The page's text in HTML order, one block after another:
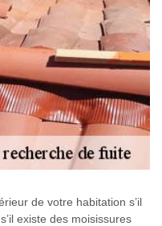
de votre habitation s’il
existe des moisissures